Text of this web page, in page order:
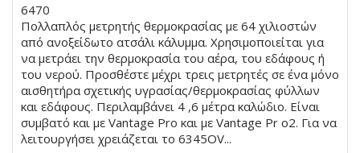
6470
Πολλαπλός μετρητής θερμοκρασίας με 64 χιλιοστών
από ανοξείδωτο ατσάλι κάλυμμα. Χρησιμοποιείται για
να μετράει την θερμοκρασία του αέρα, του εδάφους ή
του νερού. Προσθέστε μέχρι τρεις μετρητές σε ένα μόνο
αισθητήρα σχετικής υγρασίας/θερμοκρασίας φύλλων
και εδάφους. Περιλαμβάνει 4 ,6 μέτρα καλώδιο. Είναι
συμβατό και με Vantage Pro και με Vantage Pr o2. Για να
λειτουργήσει χρειάζεται το 6345OV...